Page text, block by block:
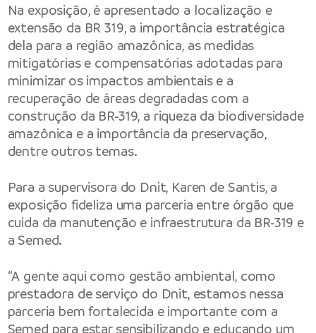
Na exposição, é apresentado a localização e
extensão da BR 319, a importância estratégica
dela para a região amazônica, as medidas
mitigatórias e compensatórias adotadas para
minimizar os impactos ambientais e a
recuperação de áreas degradadas com a
construção da BR-319, a riqueza da biodiversidade
amazônica e a importância da preservação,
dentre outros temas.
Para a supervisora do Dnit, Karen de Santis, a
exposição fideliza uma parceria entre órgão que
cuida da manutenção e infraestrutura da BR-319 e
a Semed.
“A gente aqui como gestão ambiental, como
prestadora de serviço do Dnit, estamos nessa
parceria bem fortalecida e importante com a
Semed para estar sensibilizando e educando um